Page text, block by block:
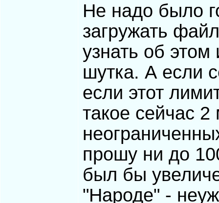
Не надо было
загружать
узнать об этом
шутка. А если
если этот
такое сейчас
прошу ни до
был бы
"Народе" -